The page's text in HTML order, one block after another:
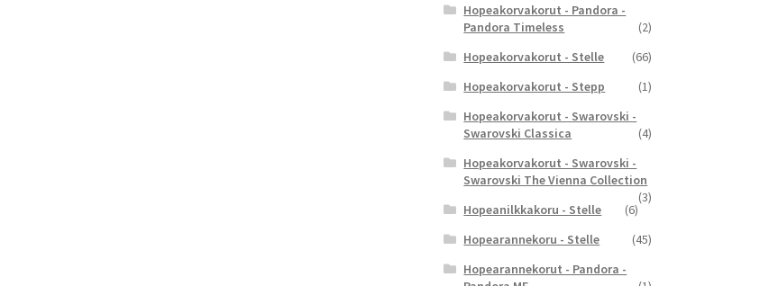
Hopeakorvakorut - Pandora -
Pandora Timeless
(2)
Hopeakorvakorut - Stelle
(66)
Hopeakorvakorut - Stepp
(1)
Hopeakorvakorut - Swarovski -
Swarovski Classica
(4)
Hopeakorvakorut - Swarovski -
Swarovski The Vienna Collection
(3)
Hopeanilkkakoru - Stelle
(6)
Hopearannekoru - Stelle
(45)
Hopearannekorut - Pandora -